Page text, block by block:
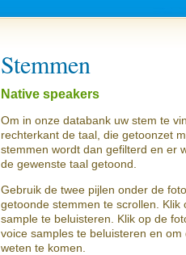
Stemmen
Native speakers
Om in onze databank uw stem te
rechterkant de taal, die getoonzet
stemmen wordt dan gefilterd en er
de gewenste taal getoond.
Gebruik de twee pijlen onder de
getoonde stemmen te scrollen.
sample te beluisteren. Klik op de
voice samples te beluisteren en
weten te komen.